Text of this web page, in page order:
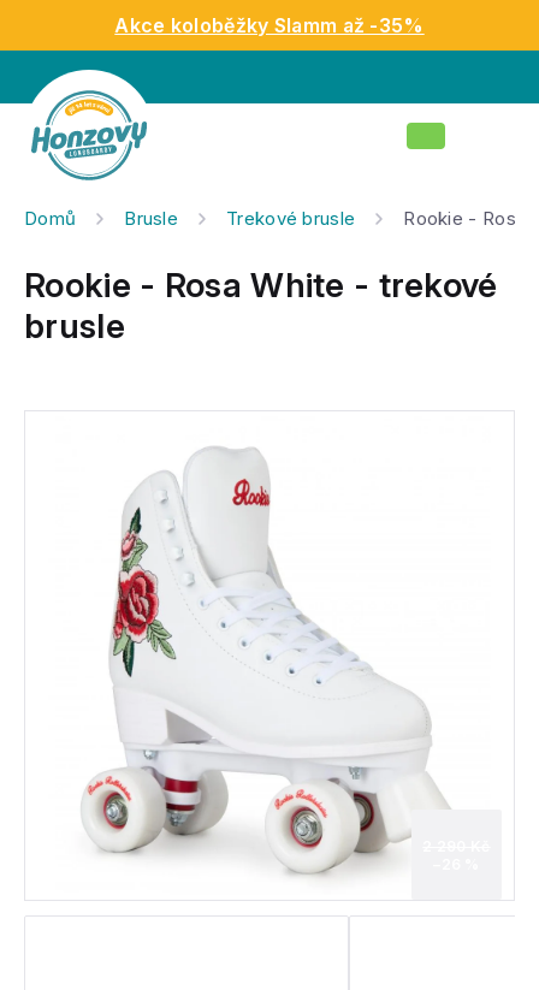
obsah
Akce koloběžky Slamm až -35%
Nákupní
Domů Brusle Trekové brusle Rookie - Rosa
Rookie - Rosa White - trekové
brusle